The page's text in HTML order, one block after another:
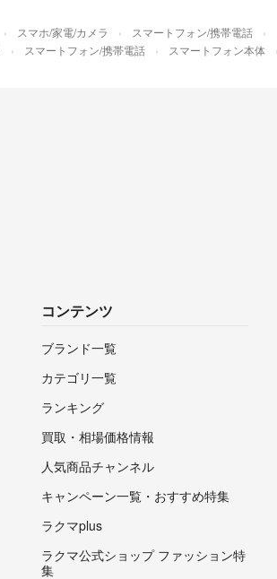
スマホ/家電/カメラ スマートフォン/携帯電話
スマートフォン/携帯電話 スマートフォン本体
コンテンツ
ブランド一覧
カテゴリ一覧
ランキング
買取・相場価格情報
人気商品チャンネル
キャンペーン一覧・おすすめ特集
ラクマplus
ラクマ公式ショップ ファッション特
集